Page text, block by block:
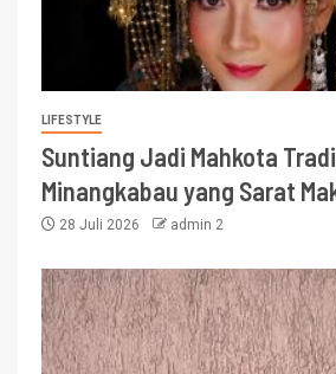
LIFESTYLE
Suntiang Jadi Mahkota
Minangkabau yang Sarat
28 Juli 2026 admin 2